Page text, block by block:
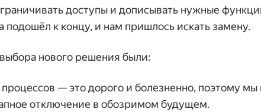
доступы и дописывать нужные
подошёл к концу, и нам пришлось искать замену.
нового решения были:
— это дорого и болезненно, поэтому
отключение в обозримом будущем.